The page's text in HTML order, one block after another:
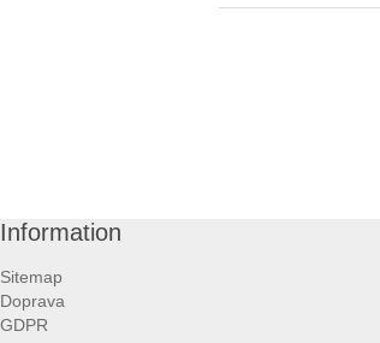
Information
Sitemap
Doprava
GDPR